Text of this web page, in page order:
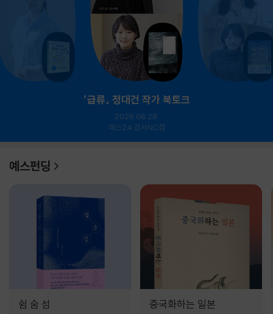
『급류』 정대건 작가 북토크
2026.08.28.
예스24 강서NC점
예스펀딩
쉼 숨 섬 중국화하는 일본